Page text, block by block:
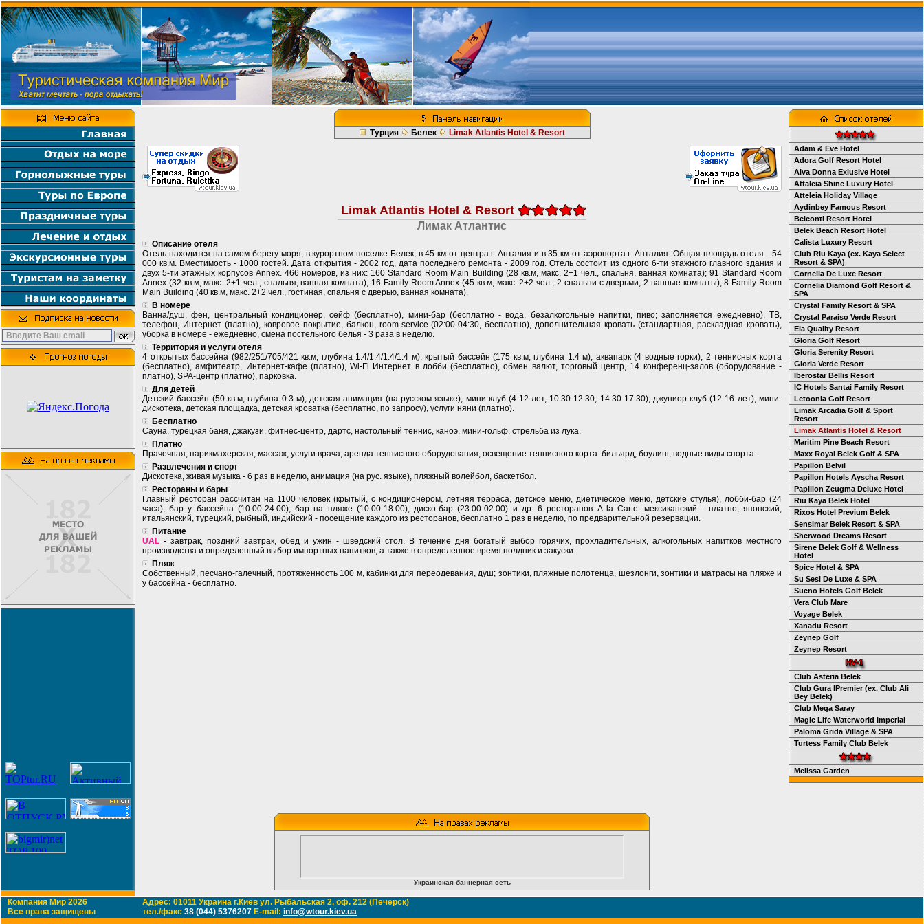
Турция Белек Limak Atlantis Hotel & Resort
Limak Atlantis Hotel & Resort
Лимак Атлантис
Описание отеля
Отель находится на самом берегу моря, в курортном поселке Белек, в 45 км от центра г. Анталия и в 35 км от аэропорта г. Анталия. Общая площадь отеля - 54
000 кв.м. Вместимость - 1000 гостей. Дата открытия - 2002 год, дата последнего ремонта - 2009 год. Отель состоит из одного 6-ти этажного главного здания и
двух 5-ти этажных корпусов Annex. 466 номеров, из них: 160 Standard Room Main Building (28 кв.м, макс. 2+1 чел., спальня, ванная комната); 91 Standard Room
Annex (32 кв.м, макс. 2+1 чел., спальня, ванная комната); 16 Family Room Annex (45 кв.м, макс. 2+2 чел., 2 спальни с дверьми, 2 ванные комнаты); 8 Family Room
Main Building (40 кв.м, макс. 2+2 чел., гостиная, спальня с дверью, ванная комната).
В номере
Ванна/душ, фен, центральный кондиционер, сейф (бесплатно), мини-бар (бесплатно - вода, безалкогольные напитки, пиво; заполняется ежедневно), ТВ,
телефон, Интернет (платно), ковровое покрытие, балкон, room-service (02:00-04:30, бесплатно), дополнительная кровать (стандартная, раскладная кровать),
уборка в номере - ежедневно, смена постельного белья - 3 раза в неделю.
Территория и услуги отеля
4 открытых бассейна (982/251/705/421 кв.м, глубина 1.4/1.4/1.4/1.4 м), крытый бассейн (175 кв.м, глубина 1.4 м), аквапарк (4 водные горки), 2 теннисных корта
(бесплатно), амфитеатр, Интернет-кафе (платно), Wi-Fi Интернет в лобби (бесплатно), обмен валют, торговый центр, 14 конференц-залов (оборудование -
платно), SPA-центр (платно), парковка.
Для детей
Детский бассейн (50 кв.м, глубина 0.3 м), детская анимация (на русском языке), мини-клуб (4-12 лет, 10:30-12:30, 14:30-17:30), джуниор-клуб (12-16 лет), мини-
дискотека, детская площадка, детская кроватка (бесплатно, по запросу), услуги няни (платно).
Бесплатно
Сауна, турецкая баня, джакузи, фитнес-центр, дартс, настольный теннис, каноэ, мини-гольф, стрельба из лука.
Платно
Прачечная, парикмахерская, массаж, услуги врача, аренда теннисного оборудования, освещение теннисного корта. бильярд, боулинг, водные виды спорта.
Развлечения и спорт
Дискотека, живая музыка - 6 раз в неделю, анимация (на рус. языке), пляжный волейбол, баскетбол.
Рестораны и бары
Главный ресторан рассчитан на 1100 человек (крытый, с кондиционером, летняя терраса, детское меню, диетическое меню, детские стулья), лобби-бар (24
часа), бар у бассейна (10:00-24:00), бар на пляже (10:00-18:00), диско-бар (23:00-02:00) и др. 6 ресторанов A la Carte: мексиканский - платно; японский,
итальянский, турецкий, рыбный, индийский - посещение каждого из ресторанов, бесплатно 1 раз в неделю, по предварительной резервации.
Питание
UAL - завтрак, поздний завтрак, обед и ужин - шведский стол. В течение дня богатый выбор горячих, прохладительных, алкогольных напитков местного
производства и определенный выбор импортных напитков, а также в определенное время полдник и закуски.
Пляж
Собственный, песчано-галечный, протяженность 100 м, кабинки для переодевания, душ; зонтики, пляжные полотенца, шезлонги, зонтики и матрасы на пляже и
у бассейна - бесплатно.
Adam & Eve Hotel
Adora Golf Resort Hotel
Alva Donna Exlusive Hotel
Attaleia Shine Luxury Hotel
Atteleia Holiday Village
Aydinbey Famous Resort
Belconti Resort Hotel
Belek Beach Resort Hotel
Calista Luxury Resort
Club Riu Kaya (ex. Kaya Select
Resort & SPA)
Cornelia De Luxe Resort
Cornelia Diamond Golf Resort &
SPA
Crystal Family Resort & SPA
Crystal Paraiso Verde Resort
Ela Quality Resort
Gloria Golf Resort
Gloria Serenity Resort
Gloria Verde Resort
Iberostar Bellis Resort
IC Hotels Santai Family Resort
Letoonia Golf Resort
Limak Arcadia Golf & Sport
Resort
Limak Atlantis Hotel & Resort
Maritim Pine Beach Resort
Maxx Royal Belek Golf & SPA
Papillon Belvil
Papillon Hotels Ayscha Resort
Papillon Zeugma Deluxe Hotel
Riu Kaya Belek Hotel
Rixos Hotel Previum Belek
Sensimar Belek Resort & SPA
Sherwood Dreams Resort
Sirene Belek Golf & Wellness
Hotel
Spice Hotel & SPA
Su Sesi De Luxe & SPA
Sueno Hotels Golf Belek
Vera Club Mare
Voyage Belek
Xanadu Resort
Zeynep Golf
Zeynep Resort
Club Asteria Belek
Club Gura lPremier (ex. Club Ali
Bey Belek)
Club Mega Saray
Magic Life Waterworld Imperial
Paloma Grida Village & SPA
Turtess Family Club Belek
Melissa Garden
Украинская баннерная сеть
Компания Мир 2026
Все права защищены
Адрес: 01011 Украина г.Киев ул. Рыбальская 2, оф. 212 (Печерск)
тел./факс 38 (044) 5376207 E-mail: info@wtour.kiev.ua